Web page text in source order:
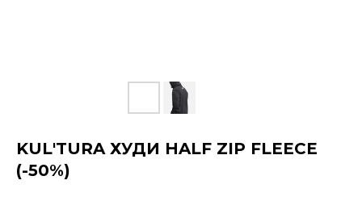
KUL'TURA ХУДИ HALF ZIP FLEECE
(-50%)